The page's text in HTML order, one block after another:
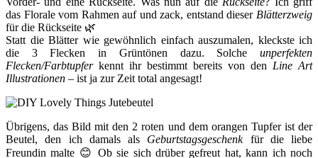
das Florale vom Rahmen auf und zack, entstand dieser Blätterzweig
für die Rückseite 🌿
Statt die Blätter wie gewöhnlich einfach auszumalen, kleckste ich
die 3 Flecken in Grüntönen dazu. Solche unperfekten
Flecken/Farbtupferkennt ihr bestimmt bereits von den Line Art
Illustrationen – ist ja zur Zeit total angesagt!
Übrigens, das Bild mit den 2 roten und dem orangen Tupfer ist der
Beutel, den ich damals als Geburtstagsgeschenkfür die liebe
Freundin malte 😊 Ob sie sich drüber gefreut hat, kann ich noch